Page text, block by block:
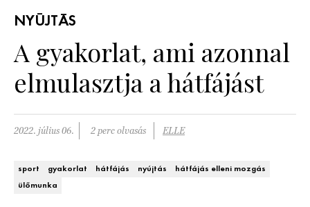
SZÉPSÉG
PSZICHÉ
ÉLETMÓD
NYÚJTÁS
A gyakorlat, ami azonnal
elmulasztja a hátfájást
2022. július 06. 2 perc olvasás ELLE
sport gyakorlat hátfájás nyújtás
hátfájás elleni mozgás
ülőmunka